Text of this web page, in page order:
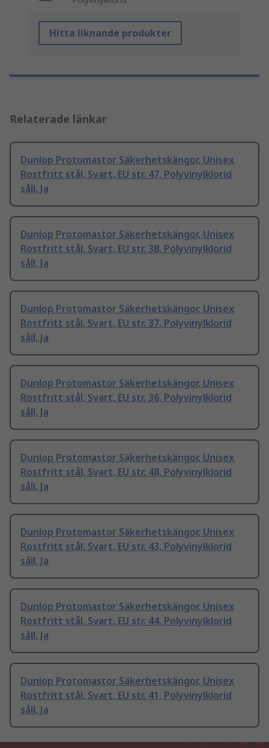
Hitta liknande produkter
Relaterade länkar
Dunlop Protomastor Säkerhetskängor, Unisex
Rostfritt stål, Svart, EU str. 47, Polyvinylklorid
såll, Ja
Dunlop Protomastor Säkerhetskängor, Unisex
Rostfritt stål, Svart, EU str. 38, Polyvinylklorid
såll, Ja
Dunlop Protomastor Säkerhetskängor, Unisex
Rostfritt stål, Svart, EU str. 37, Polyvinylklorid
såll, Ja
Dunlop Protomastor Säkerhetskängor, Unisex
Rostfritt stål, Svart, EU str. 36, Polyvinylklorid
såll, Ja
Dunlop Protomastor Säkerhetskängor, Unisex
Rostfritt stål, Svart, EU str. 48, Polyvinylklorid
såll, Ja
Dunlop Protomastor Säkerhetskängor, Unisex
Rostfritt stål, Svart, EU str. 43, Polyvinylklorid
såll, Ja
Dunlop Protomastor Säkerhetskängor, Unisex
Rostfritt stål, Svart, EU str. 44, Polyvinylklorid
såll, Ja
Dunlop Protomastor Säkerhetskängor, Unisex
Rostfritt stål, Svart, EU str. 41, Polyvinylklorid
såll, Ja